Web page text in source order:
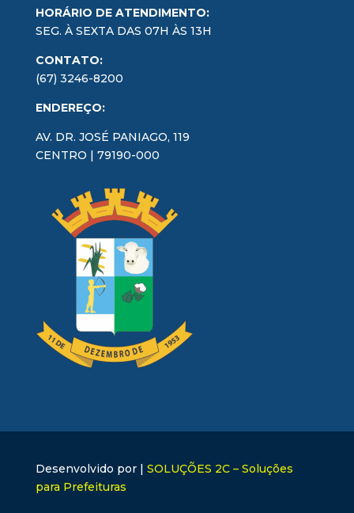
HORÁRIO DE ATENDIMENTO:
SEG. À SEXTA DAS 07H ÀS 13H
CONTATO:
(67) 3246-8200
ENDEREÇO:
AV. DR. JOSÉ PANIAGO, 119
CENTRO | 79190-000
Desenvolvido por | SOLUÇÕES 2C – Soluções
para Prefeituras